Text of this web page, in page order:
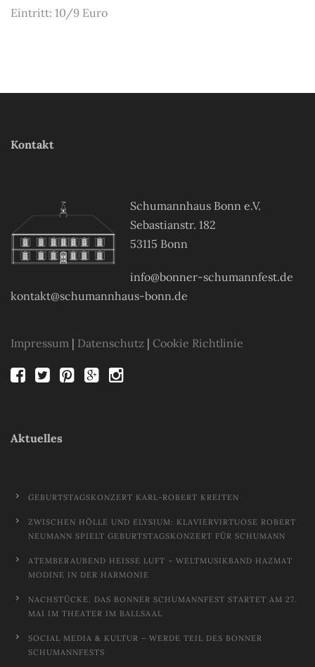
Eintritt: 10/9 Euro
Kontakt
Schumannhaus Bonn e.V.
Sebastianstr. 182
53115 Bonn
info@bonner-schumannfest.de
kontakt@schumannhaus-bonn.de
Impressum | Datenschutz | Cookie Richtlinie
Aktuelles
GEBURTSTAGSKONZERT KARL-ROBERT KREITEN
ZWISCHEN HÖLLE UND ELYSIUM: KLAVIERVIRTUOSE ROBERT
NEUMANN SPIELT GEBURTSTAGSKONZERT FÜR SCHUMANN
ATEMBERAUBEND HEISSE LUFT – WELTMUSIKBAND HAZMAT M
ODINE IN DER HARMONIE
NACHSTÜCKE. DAS BONNER SCHUMANNFEST STARTET AM 27.
MAI IM THEATER IM BALLSAAL
SOCIAL MEDIA & KULTUR – WERDE TEIL DES BONNER
SCHUMANNFESTS